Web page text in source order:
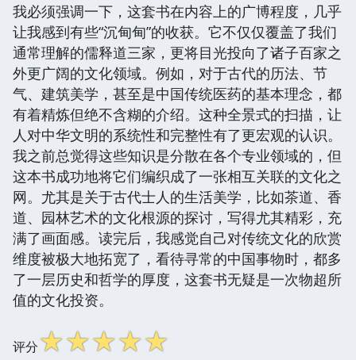
我必须强调一下，这套书在内容上的广博程度，几乎
让我感到有些“沉甸甸”的收获。它不仅仅覆盖了我们
通常理解的儒释道三家，更将目光投向了诸子百家之
外更广阔的文化领域。例如，对于古代的历法、节
气、建筑美学，甚至是中国传统医药的基本理念，都
有着精炼但绝不含糊的介绍。这种全景式的扫描，让
人对中华文明的系统性和完整性有了更宏观的认识。
我之前总觉得这些知识是分散在各个专业领域的，但
这本书成功地将它们编织成了一张相互关联的文化之
网。尤其是关于古代士人的生活美学，比如茶道、香
道、园林艺术的文化根源的探讨，写得尤其精彩，充
满了画面感。读完后，我感觉自己对传统文化的欣赏
维度被极大地拓宽了，看待寻常的中国事物时，都多
了一层历史和哲学的厚度，这套书无疑是一次物超所
值的文化投资。
评分☆☆☆☆☆